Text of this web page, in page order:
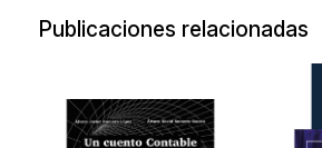
Publicaciones relacionadas